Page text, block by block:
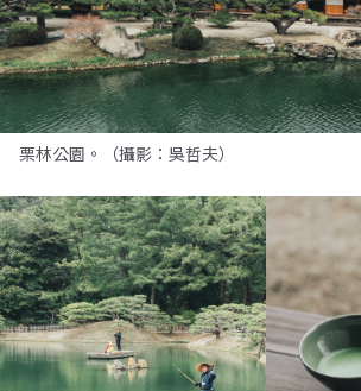
栗林公園。（攝影：吳哲夫）